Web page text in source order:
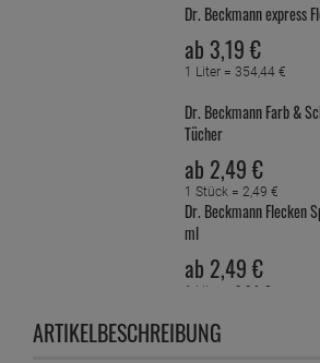
Dr. Beckmann express
ab 3,19 €
1 Liter = 354,44 €
Dr. Beckmann Farb &
Tücher
ab 2,49 €
1 Stück =2,49 €
Dr. Beckmann Flecken
ml
ab 2,49 €
1 Liter = 9, 96 €
Eiweißhaltiges 50 ml
ARTIKELBESCHREIBUNG